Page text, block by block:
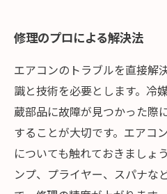
修理のプロによる解決法
エアコンのトラブルを直接解
識と技術を必要とします。冷
蔵部品に故障が見つかった際
することが大切です。エアコ
についても触れておきましょ
ンプ、プライヤー、スパナな